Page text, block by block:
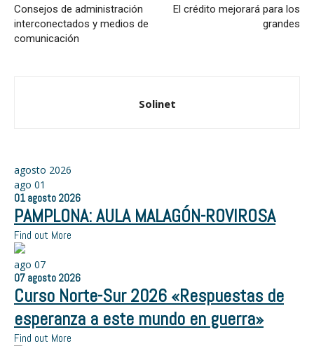
Consejos de administración
interconectados y medios de
comunicación
El crédito mejorará para los
grandes
Solinet
agosto 2026
ago 01
01 agosto 2026
PAMPLONA: AULA MALAGÓN-ROVIROSA
Find out More
ago 07
07 agosto 2026
Curso Norte-Sur 2026 «Respuestas de
esperanza a este mundo en guerra»
Find out More